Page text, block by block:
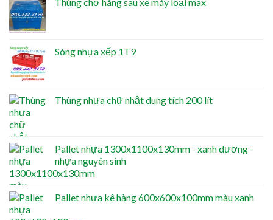
Sóng nhựa xếp 1T9
Thùng nhựa chữ nhật dung tích 200 lít
Pallet nhựa 1300x1100x130mm - xanh dương -
nhựa nguyên sinh
Pallet nhựa kê hàng 600x600x100mm màu xanh